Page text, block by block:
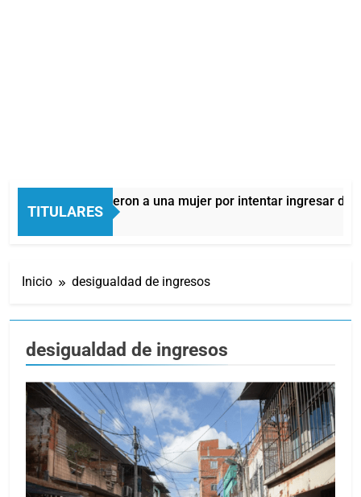
TITULARES
detuvieron a una mujer por intentar ingresar droga
Horas Atrás
Inicio desigualdad de ingresos
desigualdad de ingresos